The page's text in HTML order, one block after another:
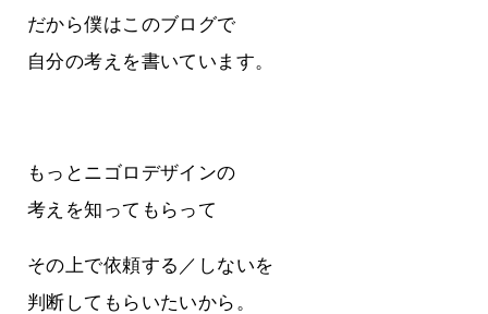
だから僕はこのブログで
自分の考えを書いています。
もっとニゴロデザインの
考えを知ってもらって
その上で依頼する／しないを
判断してもらいたいから。